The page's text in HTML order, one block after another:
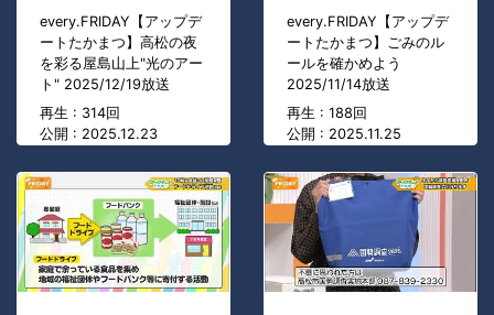
every.FRIDAY【アップデ
ートたかまつ】高松の夜
を彩る屋島山上"光のアー
ト" 2025/12/19放送
再生 : 314回
公開 : 2025.12.23
every.FRIDAY【アップデ
ートたかまつ】ごみのル
ールを確かめよう
2025/11/14放送
再生 : 188回
公開 : 2025.11.25